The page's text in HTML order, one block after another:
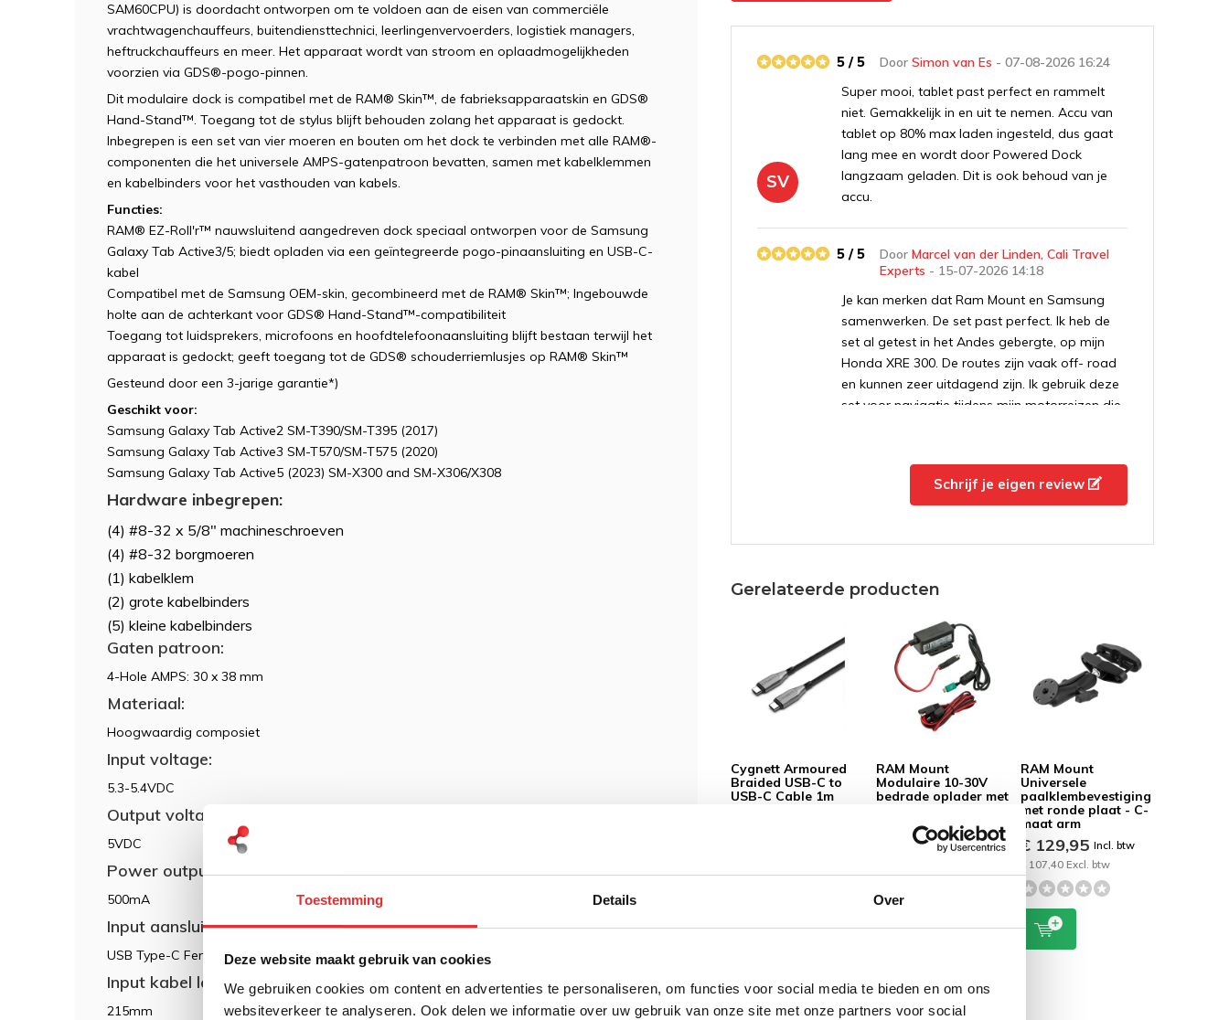
Toestemming Details Over
Deze website maakt gebruik van cookies
We gebruiken cookies om content en advertenties te personaliseren, om functies voor social media te bieden en om ons
websiteverkeer te analyseren. Ook delen we informatie over uw gebruik van onze site met onze partners voor social
SAM60CPU) is doordacht ontworpen om te voldoen aan de eisen van commerciële
vrachtwagenchauffeurs, buitendiensttechnici, leerlingenvervoerders, logistiek managers,
heftruckchauffeurs en meer. Het apparaat wordt van stroom en oplaadmogelijkheden
voorzien via GDS®-pogo-pinnen.
Dit modulaire dock is compatibel met de RAM® Skin™, de fabrieksapparaatskin en GDS®
Hand-Stand™. Toegang tot de stylus blijft behouden zolang het apparaat is gedockt.
Inbegrepen is een set van vier moeren en bouten om het dock te verbinden met alle RAM®-
componenten die het universele AMPS-gatenpatroon bevatten, samen met kabelklemmen
en kabelbinders voor het vasthouden van kabels.
Functies:
RAM® EZ-Roll'r™ nauwsluitend aangedreven dock speciaal ontworpen voor de Samsung
Galaxy Tab Active3/5; biedt opladen via een geïntegreerde pogo-pinaansluiting en USB-C-
kabel
Compatibel met de Samsung OEM-skin, gecombineerd met de RAM® Skin™; Ingebouwde
holte aan de achterkant voor GDS® Hand-Stand™-compatibiliteit
Toegang tot luidsprekers, microfoons en hoofdtelefoonaansluiting blijft bestaan ​​terwijl het
apparaat is gedockt; geeft toegang tot de GDS® schouderriemlusjes op RAM® Skin™
Gesteund door een 3-jarige garantie*)
Geschikt voor:
Samsung Galaxy Tab Active2 SM-T390/SM-T395 (2017)
Samsung Galaxy Tab Active3 SM-T570/SM-T575 (2020)
Samsung Galaxy Tab Active5 (2023) SM-X300 and SM-X306/X308
Hardware inbegrepen:
(4) #8-32 x 5/8" machineschroeven
(4) #8-32 borgmoeren
(1) kabelklem
(2) grote kabelbinders
(5) kleine kabelbinders
Gaten patroon:
4-Hole AMPS: 30 x 38 mm
Materiaal:
Hoogwaardig composiet
Input voltage:
5.3-5.4VDC
Output voltage:
5VDC
Power output:
500mA
Input aansluiting:
USB Type-C Female
Input kabel lengte:
215mm
SV
DoorSimon van Es - 07-08-2026 16:24
5 / 5
Super mooi, tablet past perfect en rammelt
niet. Gemakkelijk in en uit te nemen. Accu van
tablet op 80% max laden ingesteld, dus gaat
lang mee en wordt door Powered Dock
langzaam geladen. Dit is ook behoud van je
accu.
DoorMarcel van der Linden, Cali Travel
Experts - 15-07-2026 14:18
5 / 5
Je kan merken dat Ram Mount en Samsung
samenwerken. De set past perfect. Ik heb de
set al getest in het Andes gebergte, op mijn
Honda XRE 300. De routes zijn vaak off- road
en kunnen zeer uitdagend zijn. Ik gebruik deze
set voor navigatie tijdens mijn motorreizen die
DoorJohn- 06-10-2025 13:41
RS
Rinus- 21-08-2025 16:20
Heel goed en degelijk. snelle levering.
Schrijf je eigen review
Gerelateerde producten
Cygnett Armoured
Braided USB-C to
USB-C Cable 1m
RAM Mount
Modulaire 10-30V
bedrade oplader met
Type-C-connector
2.5A V7CU
€ 70,21 Excl. btw
RAM Mount
Universele
paalklembevestiging
met ronde plaat - C-
maat arm
€ 129,95Incl. btw
€ 107,40 Excl. btw